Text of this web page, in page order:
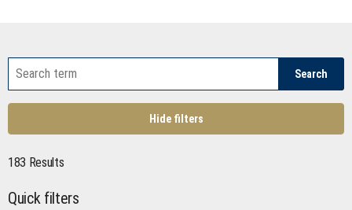
Search
Hide filters
183 Results
Quick filters